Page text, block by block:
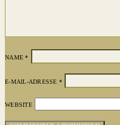
NAME*
E-MAIL-ADRESSE *
WEBSITE